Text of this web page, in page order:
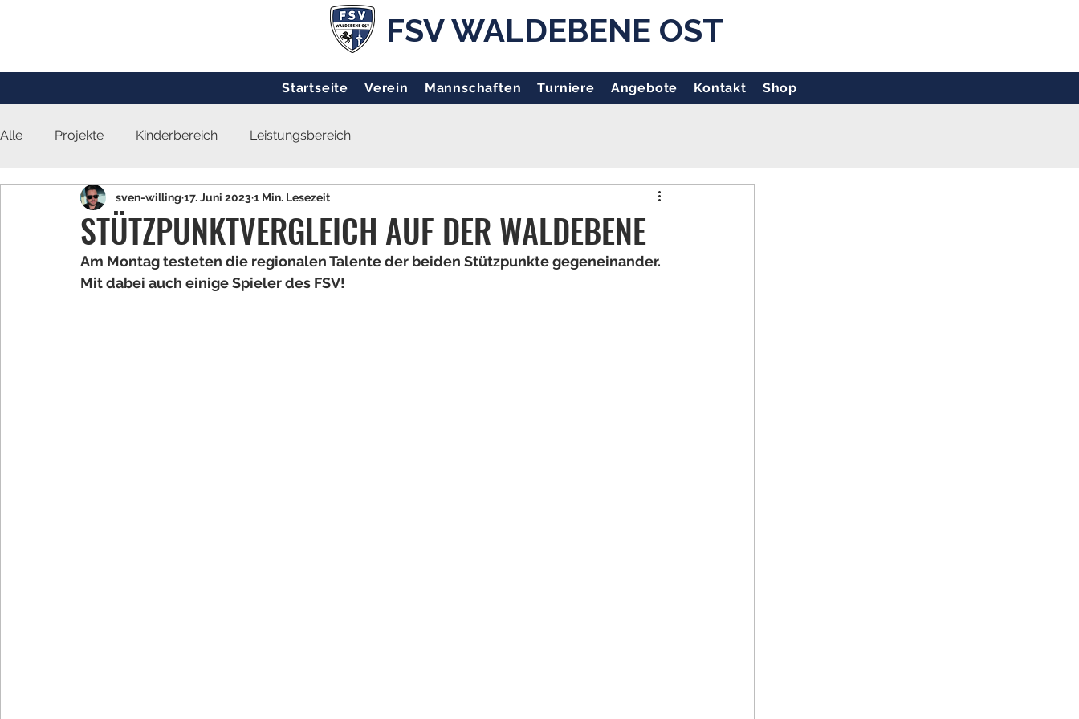
FSV WALDEBENE OST
Startseite Verein Mannschaften Turniere Angebote Kontakt Shop
Alle Projekte Kinderbereich Leistungsbereich
STÜTZPUNKTVERGLEICH AUF DER WALDEBENE
sven-willing 17. Juni 20231 Min. Lesezeit
Am Montag testeten die regionalen Talente der beiden Stützpunkte gegeneinander.
Mit dabei auch einige Spieler des FSV!